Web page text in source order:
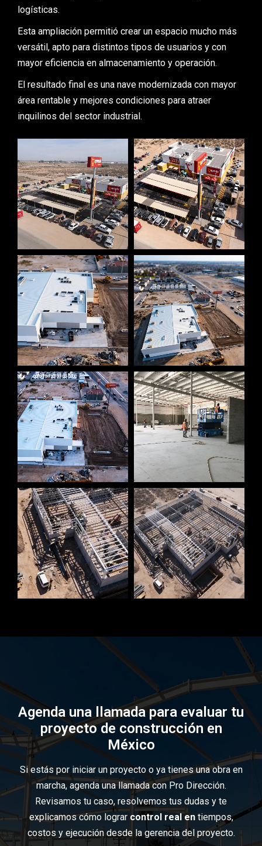
logísticas.
Esta ampliación permitió crear un espacio mucho más
versátil, apto para distintos tipos de usuarios y con
mayor eficiencia en almacenamiento y operación.
El resultado final es una nave modernizada con mayor
área rentable y mejores condiciones para atraer
inquilinos del sector industrial.
Agenda una llamada para evaluar tu
proyecto de construcción en
México
Si estás por iniciar un proyecto o ya tienes una obra en
marcha, agenda una llamada con Pro Dirección.
Revisamos tu caso, resolvemos tus dudas y te
explicamos cómo lograr control real entiempos,
costos y ejecución desde la gerencia del proyecto.